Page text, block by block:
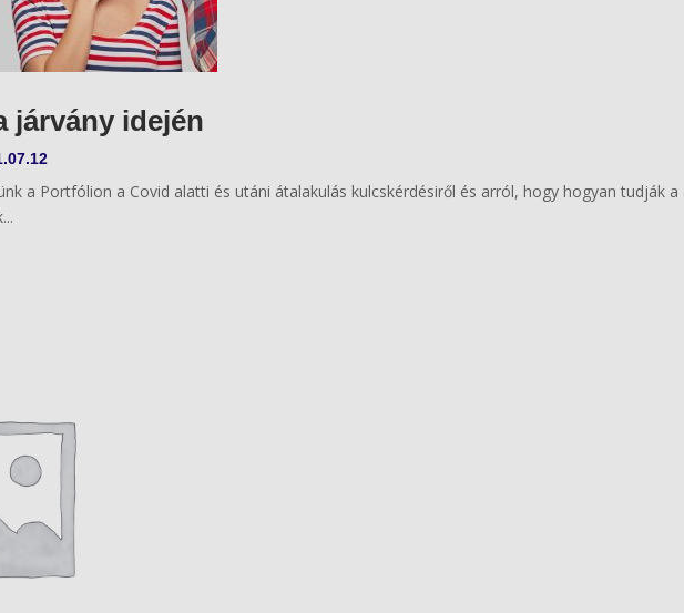
járvány idején
a Portfólion a Covid alatti és utáni átalakulás kulcskérdésiről és arról, hogy hogyan tudják